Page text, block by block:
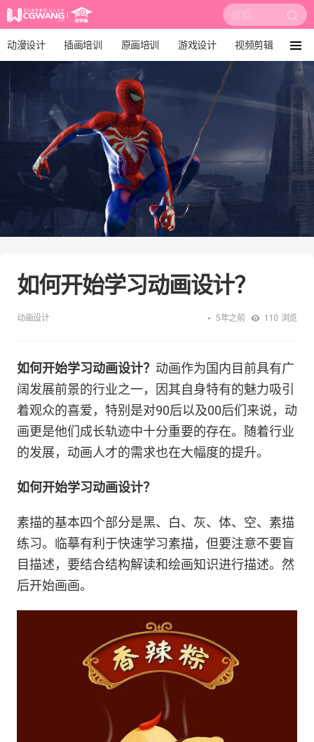
搜
索:
动漫设计 插画培训 原画培训 游戏设计 视频剪辑
影视后期 3D建模 培训课程 动画设计
漫画设计 板绘培训
如何开始学习动画设计？
动画设计 5年之前 110 浏览
如何开始学习动画设计？ 动画作为国内目前具有广
阔发展前景的行业之一，因其自身特有的魅力吸引
着观众的喜爱，特别是对90后以及00后们来说，动
画更是他们成长轨迹中十分重要的存在。随着行业
的发展，动画人才的需求也在大幅度的提升。
如何开始学习动画设计？
素描的基本四个部分是黑、白、灰、体、空、素描
练习。临摹有利于快速学习素描，但要注意不要盲
目描述，要结合结构解读和绘画知识进行描述。然
后开始画画。